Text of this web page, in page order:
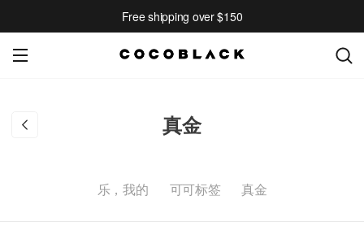
Free shipping over $150
真金
乐，我的 可可标签 真金